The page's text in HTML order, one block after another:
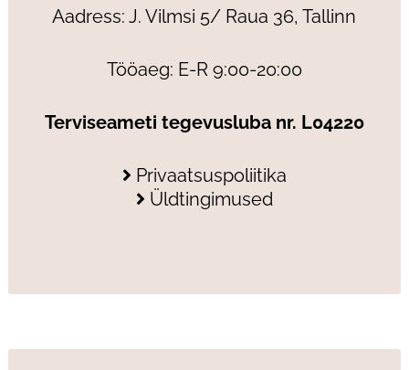
Aadress: J. Vilmsi 5/ Raua 36, Tallinn
Tööaeg: E-R 9:00-20:00
Terviseameti tegevusluba nr. L04220
Privaatsuspoliitika
Üldtingimused